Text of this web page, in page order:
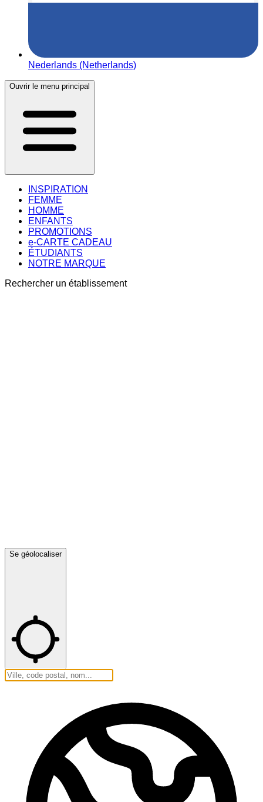
Nederlands (Netherlands)
Ouvrir le menu principal
INSPIRATION
FEMME
HOMME
ENFANTS
PROMOTIONS
e-CARTE CADEAU
ÉTUDIANTS
NOTRE MARQUE
Rechercher un établissement
Se géolocaliser